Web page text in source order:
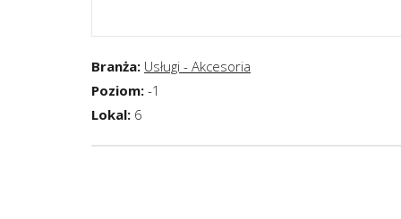
Branża: Usługi - Akcesoria
Poziom: -1
Lokal: 6